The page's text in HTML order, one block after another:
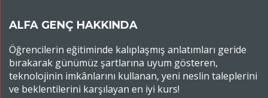
ALFA GENÇ HAKKINDA
Öğrencilerin eğitiminde kalıplaşmış anlatımları geride
bırakarak günümüz şartlarına uyum gösteren,
teknolojinin imkânlarını kullanan, yeni neslin taleplerini
ve beklentilerini karşılayan en iyi kurs!